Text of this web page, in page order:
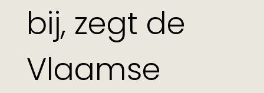
bij, zegt de
Vlaamse